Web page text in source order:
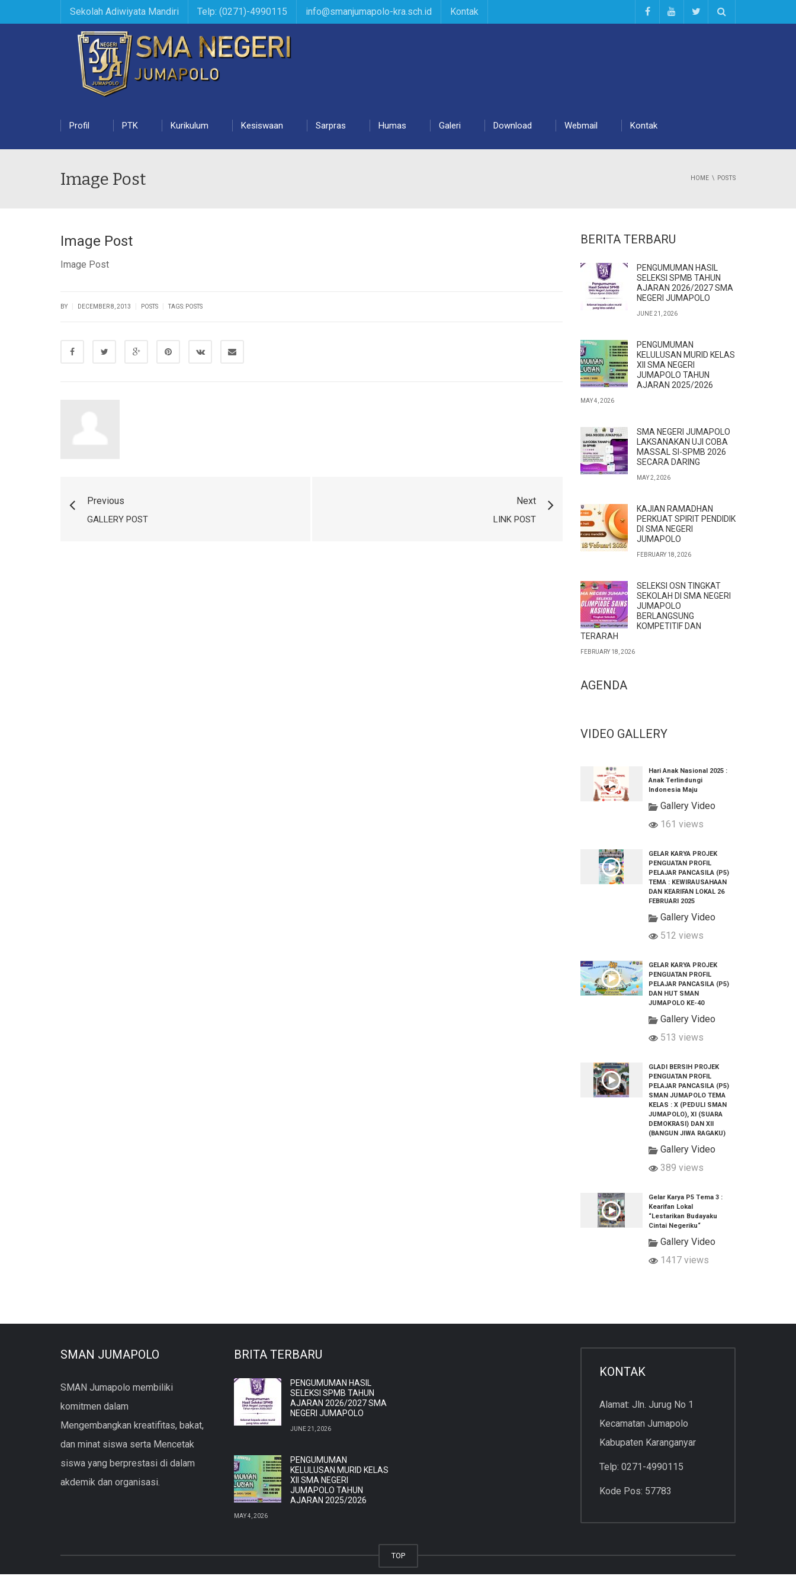
Sekolah Adiwiyata Mandiri Telp: (0271)-4990115 info@smanjumapolo-kra.sch.id Kontak
Profil PTK Kurikulum Kesiswaan Sarpras Humas Galeri Download Webmail Kontak
Image Post HOME POSTS
Image Post
Image Post
BY DECEMBER 8, 2013 POSTS TAGS: POSTS
Previous
GALLERY POST
Next
LINK POST
BERITA TERBARU
PENGUMUMAN HASIL
SELEKSI SPMB TAHUN
AJARAN 2026/2027 SMA
NEGERI JUMAPOLO
JUNE 21, 2026
PENGUMUMAN
KELULUSAN MURID KELAS
XII SMA NEGERI
JUMAPOLO TAHUN
AJARAN 2025/2026
MAY 4, 2026
SMA NEGERI JUMAPOLO
LAKSANAKAN UJI COBA
MASSAL SI-SPMB 2026
SECARA DARING
MAY 2, 2026
KAJIAN RAMADHAN
PERKUAT SPIRIT PENDIDIK
DI SMA NEGERI
JUMAPOLO
FEBRUARY 18, 2026
SELEKSI OSN TINGKAT
SEKOLAH DI SMA NEGERI
JUMAPOLO
BERLANGSUNG
KOMPETITIF DAN
TERARAH
FEBRUARY 18, 2026
AGENDA
VIDEO GALLERY
Hari Anak Nasional 2025 :
Anak Terlindungi
Indonesia Maju
Gallery Video
161 views
GELAR KARYA PROJEK
PENGUATAN PROFIL
PELAJAR PANCASILA (P5)
TEMA : KEWIRAUSAHAAN
DAN KEARIFAN LOKAL 26
FEBRUARI 2025
Gallery Video
512 views
GELAR KARYA PROJEK
PENGUATAN PROFIL
PELAJAR PANCASILA (P5)
DAN HUT SMAN
JUMAPOLO KE-40
Gallery Video
513 views
GLADI BERSIH PROJEK
PENGUATAN PROFIL
PELAJAR PANCASILA (P5)
SMAN JUMAPOLO TEMA
KELAS : X (PEDULI SMAN
JUMAPOLO), XI (SUARA
DEMOKRASI) DAN XII
(BANGUN JIWA RAGAKU)
Gallery Video
389 views
Gelar Karya P5 Tema 3 :
Kearifan Lokal
“Lestarikan Budayaku
Cintai Negeriku“
Gallery Video
1417 views
SMAN JUMAPOLO
SMAN Jumapolo membiliki
komitmen dalam
Mengembangkan kreatifitas, bakat,
dan minat siswa serta Mencetak
siswa yang berprestasi di dalam
akdemik dan organisasi.
BRITA TERBARU
PENGUMUMAN HASIL
SELEKSI SPMB TAHUN
AJARAN 2026/2027 SMA
NEGERI JUMAPOLO
JUNE 21, 2026
PENGUMUMAN
KELULUSAN MURID KELAS
XII SMA NEGERI
JUMAPOLO TAHUN
AJARAN 2025/2026
MAY 4, 2026
KONTAK
Alamat: Jln. Jurug No 1
Kecamatan Jumapolo
Kabupaten Karanganyar
Telp: 0271-4990115
Kode Pos: 57783
TOP